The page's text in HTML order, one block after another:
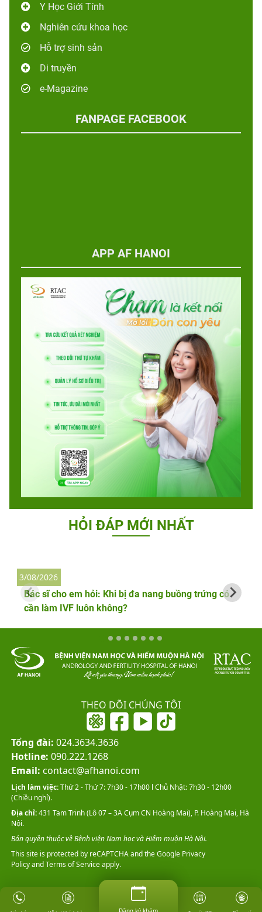
Y Học Giới Tính
Nghiên cứu khoa học
Hỗ trợ sinh sản
Di truyền
e-Magazine
FANPAGE FACEBOOK
APP AF HANOI
HỎI ĐÁP MỚI NHẤT
Bác sĩ cho em hỏi: Khi bị đa nang buồng trứng có
cần làm IVF luôn không?
3/08/2026
THEO DÕI CHÚNG TÔI
Tổng đài: 024.3634.3636
Hotline: 090.222.1268
Email: contact@afhanoi.com
This site is protected by reCAPTCHA and the GooglePrivacy
PolicyandTerms of Serviceapply.
Lịch làm việc:Thứ 2 - Thứ 7: 7h30 - 17h00 l Chủ Nhật: 7h30 - 12h00
(Chiều nghỉ).
Địa chỉ:431 Tam Trinh (Lô 07 – 3A Cụm CN Hoàng Mai), P. Hoàng Mai, Hà
Nội.
Bản quyền thuộc về Bệnh viện Nam học và Hiếm muộn Hà Nội.